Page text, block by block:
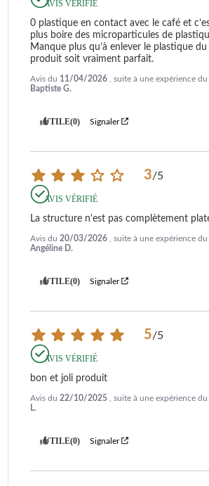
AVIS VÉRIFIÉ
0 plastique en contact avec le café et
plus boire des microparticules de
Manque plus qu’à enlever le plastique
produit soit vraiment parfait.
Avis du 11/04/2026 , suite à une expérience du
Baptiste G.
UTILE(0) Signaler
3/5
AVIS VÉRIFIÉ
La structure n'est pas complètement
Avis du 20/03/2026 , suite à une expérience du
Angéline D.
UTILE(0) Signaler
5/5
AVIS VÉRIFIÉ
bon et joli produit
Avis du 22/10/2025 , suite à une expérience du
L.
UTILE(0) Signaler